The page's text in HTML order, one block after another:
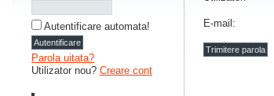
Autentificare automata!
Parola uitata?
Utilizator nou? Creare cont
E-mail: